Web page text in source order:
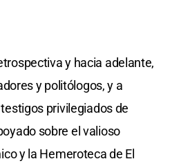
y hacia adelante,
y politólogos, y a
privilegiados de
sobre el valioso
y la Hemeroteca de El